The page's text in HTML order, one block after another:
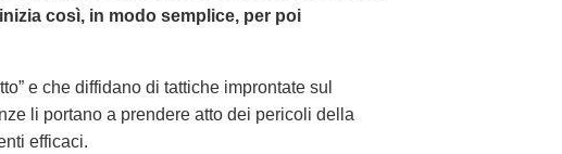
così, in modo semplice, per poi
e che diffidano di tattiche improntate sul
li portano a prendere atto dei pericoli della
efficaci.